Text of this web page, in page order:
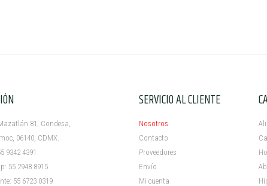
81, Condesa,
06140, CDMX.
9342 4391
2948 8915
55 6723 0319
SERVICIO AL CLIENTE
Nosotros
Contacto
Proveedores
Envío
Mi cuenta ​